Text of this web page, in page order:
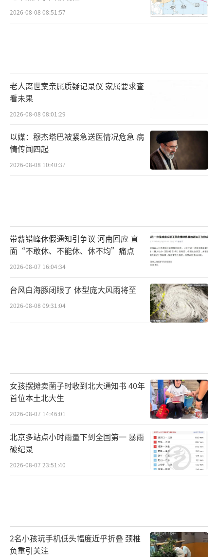
2026-08-08 08:51:57
老人离世案亲属质疑记录仪 家属要求查
看未果
2026-08-08 08:01:29
以媒：穆杰塔巴被紧急送医情况危急 病
情传闻四起
2026-08-08 10:40:37
带薪错峰休假通知引争议 河南回应 直
面“不敢休、不能休、休不均”痛点
2026-08-07 16:04:34
台风白海豚闭眼了 体型庞大风雨将至
2026-08-08 09:31:04
女孩摆摊卖菌子时收到北大通知书 40年
首位本土北大生
2026-08-07 14:46:01
北京多站点小时雨量下到全国第一 暴雨
破纪录
2026-08-07 23:51:40
2名小孩玩手机低头幅度近乎折叠 颈椎
负重引关注